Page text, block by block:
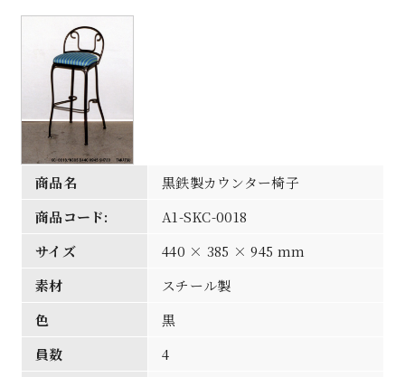
商品名
黒鉄製カウンター椅子
商品コード:
A1-SKC-0018
サイズ
440 × 385 × 945 mm
素材
スチール製
色
黒
員数
4